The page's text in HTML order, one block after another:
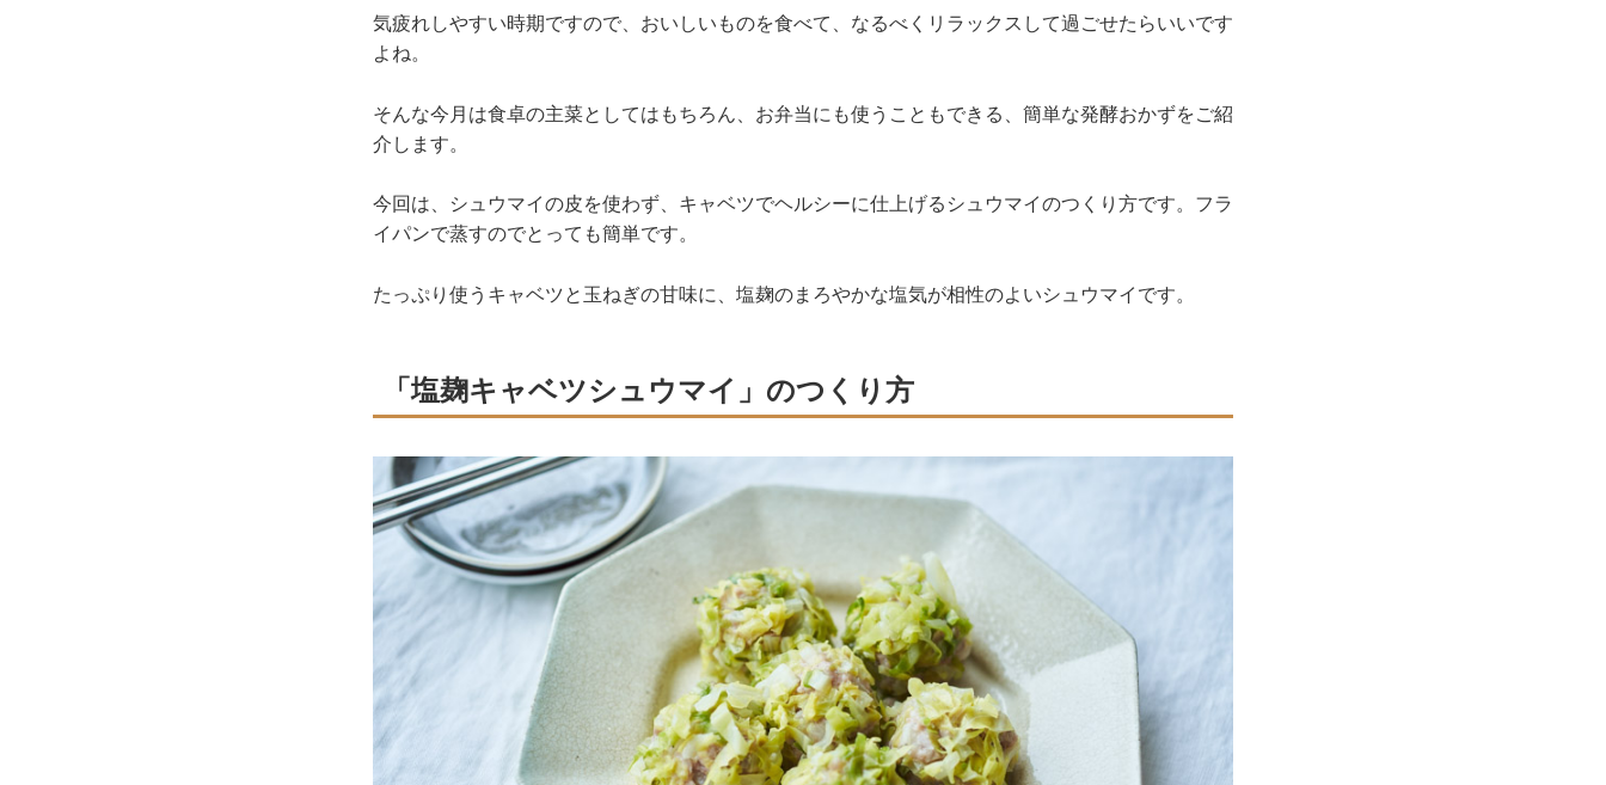
気疲れしやすい時期ですので、おいしいものを食べて、なるべくリラックスして過ごせたらいいです
よね。
そんな今月は食卓の主菜としてはもちろん、お弁当にも使うこともできる、簡単な発酵おかずをご紹
介します。
今回は、シュウマイの皮を使わず、キャベツでヘルシーに仕上げるシュウマイのつくり方です。フラ
イパンで蒸すのでとっても簡単です。
たっぷり使うキャベツと玉ねぎの甘味に、塩麹のまろやかな塩気が相性のよいシュウマイです。
「塩麹キャベツシュウマイ」のつくり方